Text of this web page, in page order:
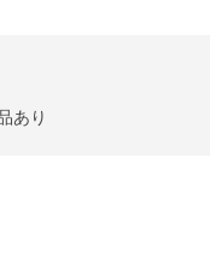
あり